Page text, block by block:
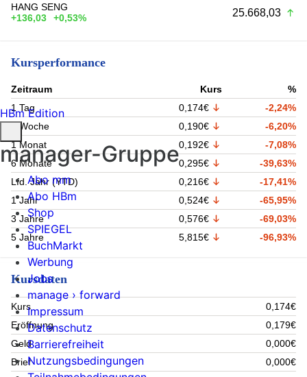
HANG SENG
+136,03
+0,53% 25.668,03
Kursperformance
Zeitraum Kurs
%
1 Tag
0,174€
-2,24%
1 Woche
0,190€
-6,20%
1 Monat
0,192€
-7,08%
6 Monate
0,295€
-39,63%
Lfd. Jahr (YTD)
0,216€
-17,41%
1 Jahr
0,524€
-65,95%
3 Jahre
0,576€
-69,03%
5 Jahre
5,815€ -96,93%
Kursdaten
Kurs
0,174€
Eröffnung
0,179€
Geld
0,000€
Brief
0,000€
HBm Edition
manager-Gruppe
Abo mm
Abo HBm
Shop
SPIEGEL
BuchMarkt
Werbung
Jobs
manage › forward
Impressum
Datenschutz
Barrierefreiheit
Nutzungsbedingungen